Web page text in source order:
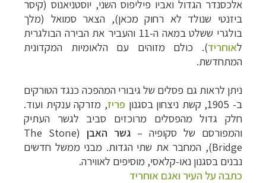
אלכסנדר הגדול ואביו פיליפוס השני, יוסטניאנוס (קיסר
ביזנטי שנולד לא רחוק מכאן), הצאר סמואל (מלך
בולגרי ששלט במאה ה-11 והעביר את הבירה הבולגרית
לאוחריד). כולם מזוהים עם הלאומיות המקדונית
המתחדשת.
ניתן לראות גם פסלים של גיבורי המהפכה כנגד הטורקים
ב- 1905, קשת ניצחון בסגנון
פריז, מזרקה ענקית ועוד.
חלק גדול מהפסלים מרוכזים סביב לגשר העתיק
והמפורסם של סקופיה – גשר האבן
(The Stone
Bridge),
המחבר את שתי הגדות. מבני ממשל חדשים
נבנים בסגנון נאו-קלאסי, מוסיפים לאווירה.
כתבה על העיר ואגם אוחריד